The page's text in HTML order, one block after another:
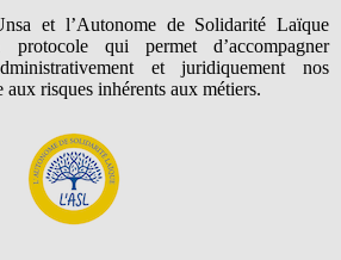
et l’Autonome de Solidarité Laïque
qui permet d’accompagner
et juridiquement nos
aux risques inhérents aux métiers.